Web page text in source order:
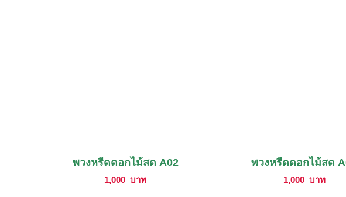
พวงหรีดดอกไม้สด A02
1,000 บาท
พวงหรีดดอกไม้สด
1,000 บาท